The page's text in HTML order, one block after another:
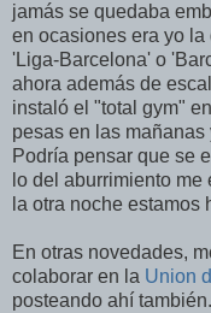
jamás se quedaba
en ocasiones era yo
'Liga-Barcelona' o
ahora además de
instaló el "total gym"
pesas en las mañanas
Podría pensar que se
lo del aburrimiento
la otra noche
En otras novedades,
colaborar en la Union
posteando ahí